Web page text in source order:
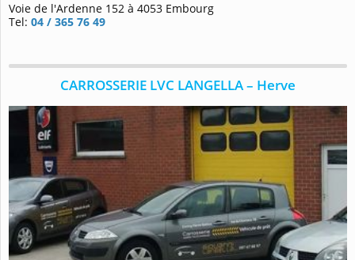
Voie de l'Ardenne 152 à 4053 Embourg
Tel: 04 / 365 76 49
CARROSSERIE LVC LANGELLA – Herve